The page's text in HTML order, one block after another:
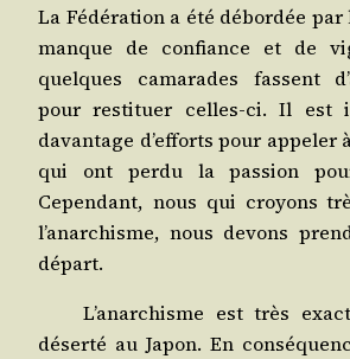
La Fédé­ra­tion a été débor­dée par
manque de confiance et de
quelques cama­rades fassent
pour res­ti­tuer celles-ci. Il est
davan­tage d’efforts pour appe­ler
qui ont per­du la pas­sion pour
Cepen­dant, nous qui croyons
l’anarchisme, nous devons
départ.
L’anarchisme est très
déser­té au Japon. En